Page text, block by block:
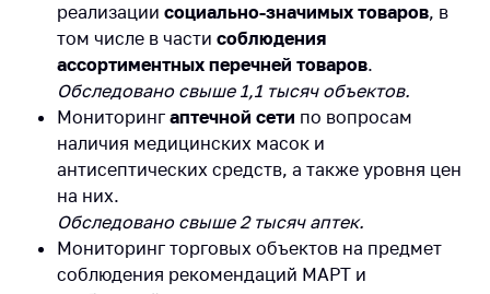
Биржевая торговля
Выставочная
деятельность в
Республике
Беларусь
Защита
персональных
данных
Новости
реализации социально-значимых товаров, в
том числе в части соблюдения
ассортиментных перечней товаров.
Обследовано свыше 1,1 тысяч объектов.
Мониторинг аптечной сети по вопросам
наличия медицинских масок и
антисептических средств, а также уровня цен
на них.
Обследовано свыше 2 тысяч аптек.
Мониторинг торговых объектов на предмет
соблюдения рекомендаций МАРТ и